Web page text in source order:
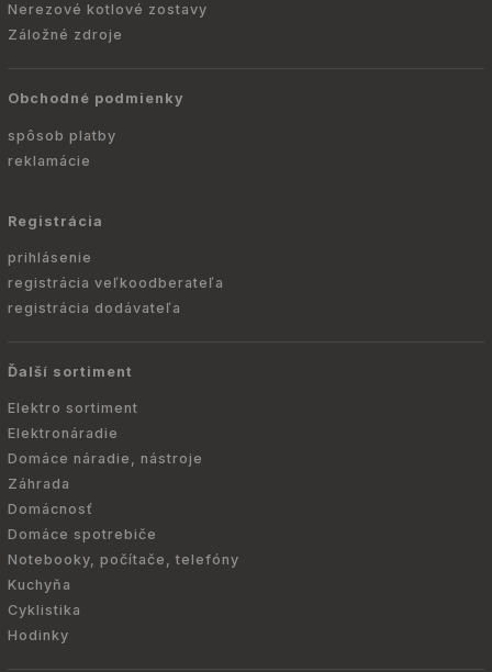
Nerezové kotlové zostavy
Záložné zdroje
Obchodné podmienky
spôsob platby
reklamácie
Registrácia
prihlásenie
registrácia veľkoodberateľa
registrácia dodávateľa
Ďalší sortiment
Elektro sortiment
Elektronáradie
Domáce náradie, nástroje
Záhrada
Domácnosť
Domáce spotrebiče
Notebooky, počítače, telefóny
Kuchyňa
Cyklistika
Hodinky